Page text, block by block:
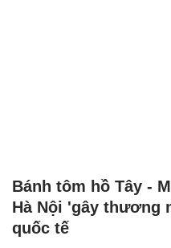
Bánh tôm hồ Tây -
Hà Nội 'gây thương
quốc tế